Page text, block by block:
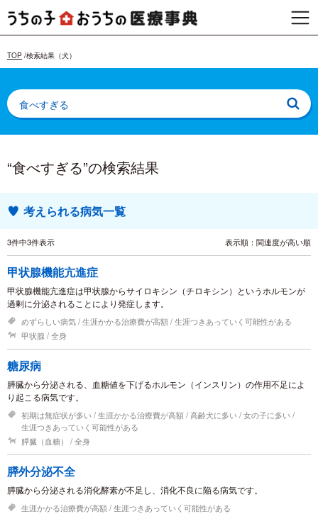
TOP 検索結果（犬）
“食べすぎる”の検索結果
考えられる病気一覧
3件中3件表示 表示順：関連度が高い順
甲状腺機能亢進症
甲状腺機能亢進症は甲状腺からサイロキシン（チロキシン）というホルモンが
過剰に分泌されることにより発症します。
めずらしい病気 生涯かかる治療費が高額 生涯つきあっていく可能性がある
甲状腺
全身
糖尿病
膵臓から分泌される、血糖値を下げるホルモン（インスリン）の作用不足によ
り起こる病気です。
初期は無症状が多い 生涯かかる治療費が高額 高齢犬に多い 女の子に多い
生涯つきあっていく可能性がある
膵臓（血糖）
全身
膵外分泌不全
膵臓から分泌される消化酵素が不足し、消化不良に陥る病気です。
生涯かかる治療費が高額 生涯つきあっていく可能性がある